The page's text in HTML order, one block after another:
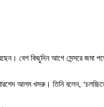
বেশ কিছুদিন আগে সেন্সরে জমা
আলম খসরু। তিনি বলেন,